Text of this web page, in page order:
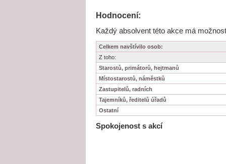
Hodnocení:
Každý absolvent této akce má
Celkem navštívilo osob:
Z toho:
Starostů, primátorů, hejtmanů
Místostarostů, náměstků
Zastupitelů, radních
Tajemníků, ředitelů úřadů
Ostatní
Spokojenost s akcí